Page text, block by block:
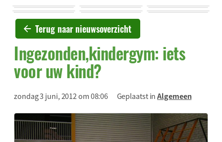
Terug naar nieuwsoverzicht
Ingezonden,kindergym: iets
voor uw kind?
zondag 3 juni, 2012 om 08:06 Geplaatst inAlgemeen